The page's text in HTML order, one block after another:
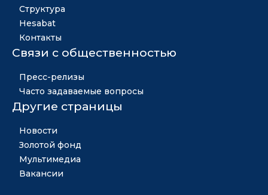
Структура
Hesabat
Контакты
Связи с общественностью
Пресс-релизы
Часто задаваемые вопросы
Другие страницы
Новости
Золотой фонд
Мультимедиа
Вакансии